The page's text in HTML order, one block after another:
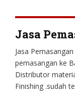
Jasa
Jasa
pemasangan ke
Distributor
Finishing .sudah